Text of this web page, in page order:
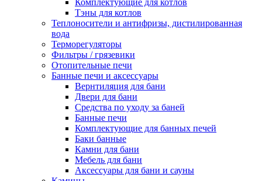
Тэны для котлов
Теплоносители и антифризы, дистилированная
вода
Терморегуляторы
Фильтры / грязевики
Отопительные печи
Банные печи и аксессуары
Вернтиляция для бани
Двери для бани
Средства по уходу за баней
Банные печи
Комплектующие для банных печей
Баки банные
Камни для бани
Мебель для бани
Аксессуары для бани и сауны